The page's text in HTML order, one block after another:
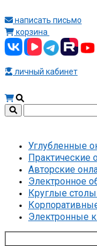
написать письмо
корзина
личный кабинет
Углубленные
Практические
Авторские
Электронное
Круглые
Электронные